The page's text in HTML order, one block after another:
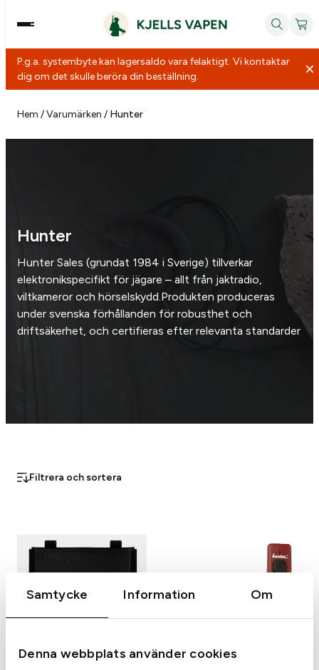
Samtycke Information Om
Denna webbplats använder cookies
P.g.a. systembyte kan lagersaldo vara felaktigt. Vi kontaktar
dig om det skulle beröra din beställning.
Hem /Varumärken / Hunter
Hunter
Hunter Sales (grundat 1984 i Sverige) tillverkar
elektronikspecifikt för jägare – allt från jaktradio,
viltkameror och hörselskydd.Produkten produceras
under svenska förhållanden för robusthet och
driftsäkerhet, och certifieras efter relevanta standarder
Filtrera och sortera